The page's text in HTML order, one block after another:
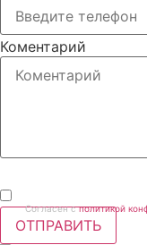
Коментарий
Согласен с политикой
ОТПРАВИТЬ